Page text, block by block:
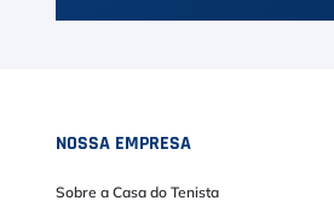
NOSSA EMPRESA
Sobre a Casa do Tenista